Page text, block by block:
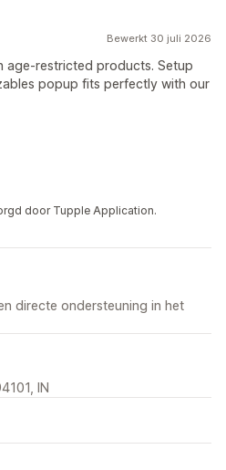
Bewerkt 30 juli 2026
age-restricted products. Setup
popup fits perfectly with our
door Tupple Application.
directe ondersteuning in het
IN